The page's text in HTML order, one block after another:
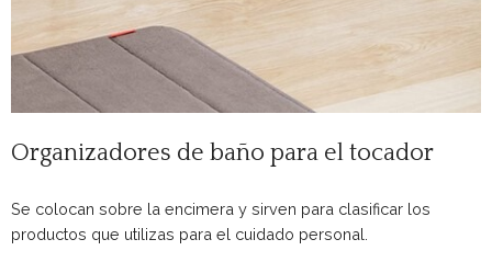
Organizadores de baño para el tocador
Se colocan sobre la encimera y sirven para clasificar los
productos que utilizas para el cuidado personal.